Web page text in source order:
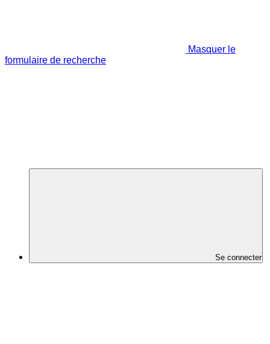
Masquer le
formulaire de recherche
Se connecter